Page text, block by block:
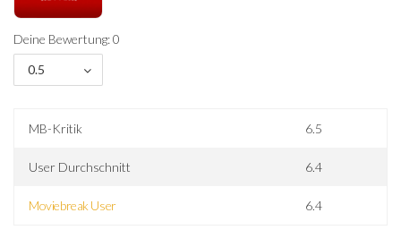
Deine Bewertung: 0
0.5
MB-Kritik 6.5
User Durchschnitt 6.4
Moviebreak User 6.4